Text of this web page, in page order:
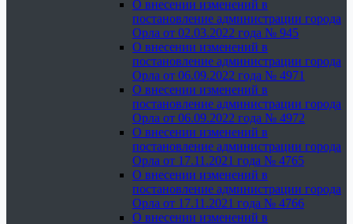
О внесении изменений в
постановление администрации города
Орла от 02.03.2022 года № 945
О внесении изменений в
постановление администрации города
Орла от 06.09.2022 года № 4971
О внесении изменений в
постановление администрации города
Орла от 06.09.2022 года № 4972
О внесении изменений в
постановление администрации города
Орла от 17.11.2021 года № 4765
О внесении изменений в
постановление администрации города
Орла от 17.11.2021 года № 4766
О внесении изменений в